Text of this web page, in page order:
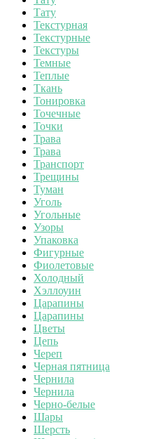
Тату
Текстурная
Текстурные
Текстуры
Темные
Теплые
Ткань
Тонировка
Точечные
Точки
Трава
Трава
Транспорт
Трещины
Туман
Уголь
Угольные
Узоры
Упаковка
Фигурные
Фиолетовые
Холодный
Хэллоуин
Царапины
Царапины
Цветы
Цепь
Череп
Черная пятница
Чернила
Чернила
Черно-белые
Шары
Шерсть